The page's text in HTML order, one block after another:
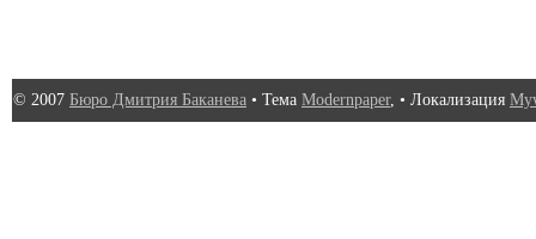
© 2007 Бюро Дмитрия Баканева • Тема Modernpaper, • Локализация